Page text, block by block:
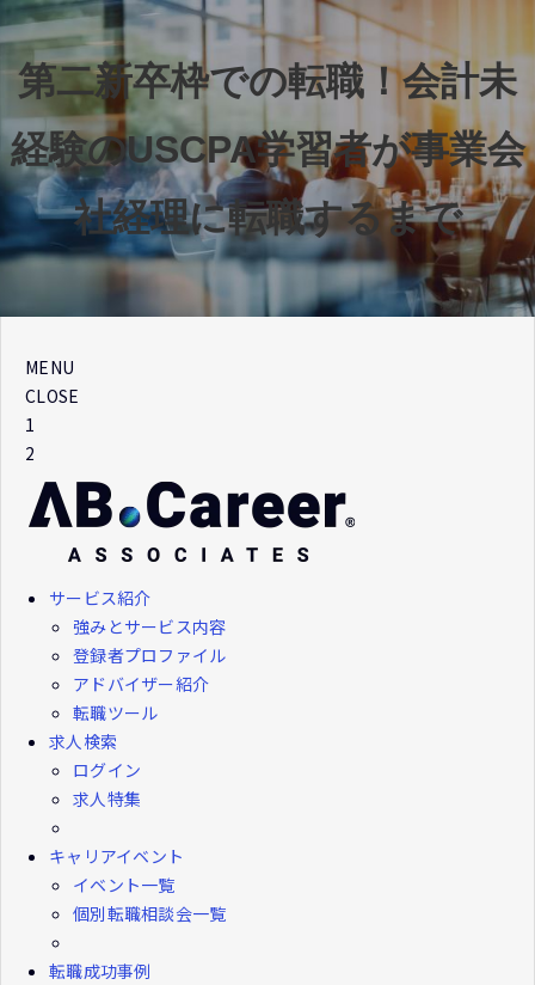
第二新卒枠での転職！会計未
経験のUSCPA学習者が事業会
社経理に転職するまで
MENU
CLOSE
1
2
サービス紹介
強みとサービス内容
登録者プロファイル
アドバイザー紹介
転職ツール
求人検索
ログイン
求人特集
キャリアイベント
イベント一覧
個別転職相談会一覧
転職成功事例